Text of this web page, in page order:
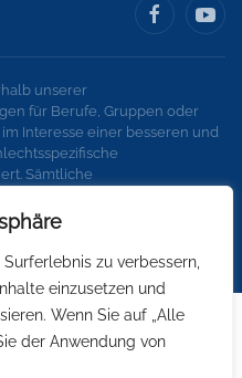
zu verbessern,
einzusetzen und
Wenn Sie auf „Alle
der Anwendung von
unserer
für Berufe, Gruppen oder
Interesse einer besseren und
Sämtliche